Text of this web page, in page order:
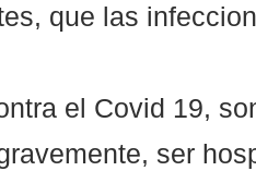
que las
el Covid 19,
ser